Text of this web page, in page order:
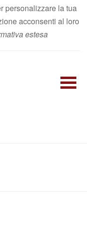
personalizzare la tua
acconsenti al loro
estesa